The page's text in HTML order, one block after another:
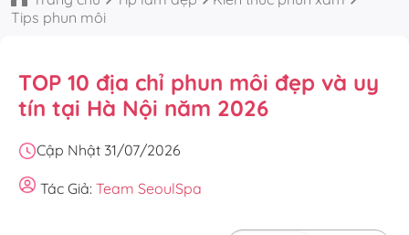
Tips phun môi
TOP 10 địa chỉ phun môi đẹp và uy
tín tại Hà Nội năm 2026
Cập Nhật 31/07/2026
Tác Giả: Team SeoulSpa